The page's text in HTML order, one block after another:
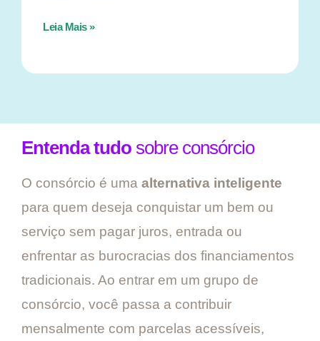
Leia Mais »
Entenda tudo sobre consórcio
O consórcio é uma alternativa inteligente
para quem deseja conquistar um bem ou
serviço sem pagar juros, entrada ou
enfrentar as burocracias dos financiamentos
tradicionais. Ao entrar em um grupo de
consórcio, você passa a contribuir
mensalmente com parcelas acessíveis,